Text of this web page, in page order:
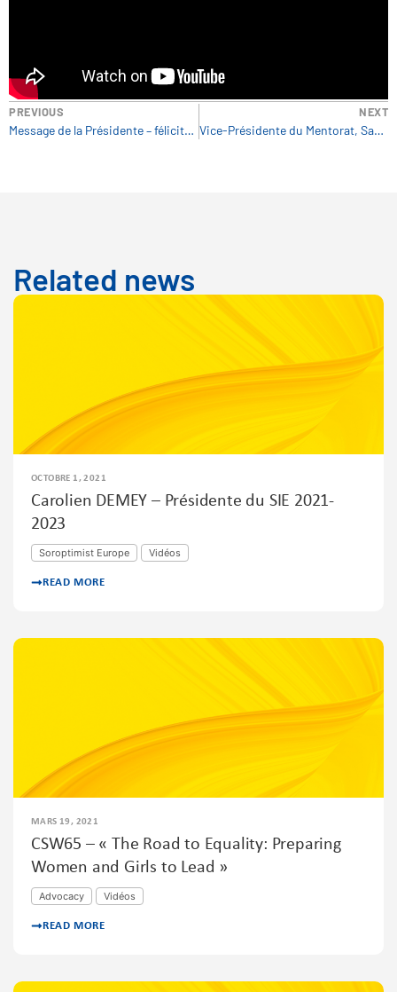
PREVIOUS
Message de la Présidente – félicitations!
NEXT
Vice-Présidente du Mentorat, Saija Kuusisto-Lancaster
Related news
OCTOBRE 1, 2021
Carolien DEMEY – Présidente du SIE 2021-
2023
Soroptimist Europe Vidéos
READ MORE
MARS 19, 2021
CSW65 – « The Road to Equality: Preparing
Women and Girls to Lead »
Advocacy Vidéos
READ MORE